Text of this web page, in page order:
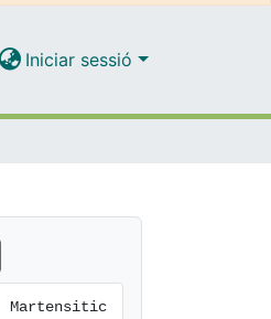
Iniciar sessió
Martensitic